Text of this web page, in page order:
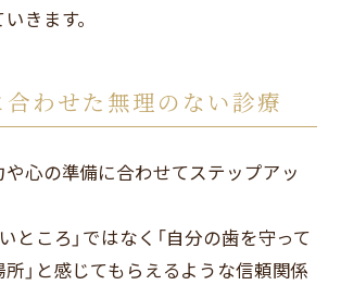
きます。
わせた無理のない診療
心の準備に合わせてステップアッ
ところ」ではなく「自分の歯を守って
」と感じてもらえるような信頼関係